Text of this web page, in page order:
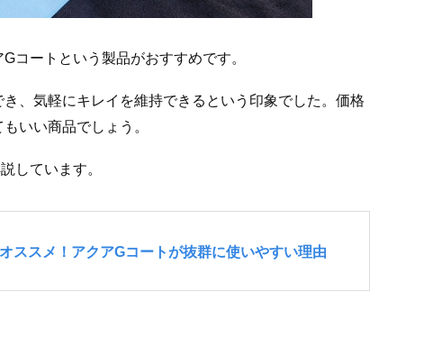
コートという製品がおすすめです。
、気軽にキレイを維持できるという印象でした。価格
いい商品でしょう。
しています。